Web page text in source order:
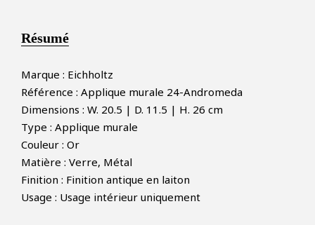
FAIRE UNE OFFRE
Résumé
Marque : Eichholtz
Référence : Applique murale 24-Andromeda
Dimensions : W. 20.5 | D. 11.5 | H. 26 cm
Type : Applique murale
Couleur : Or
Matière : Verre, Métal
Finition : Finition antique en laiton
Usage : Usage intérieur uniquement